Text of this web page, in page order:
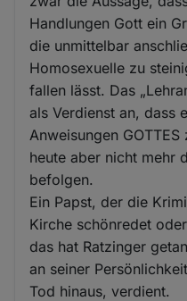
Handlungen Gott ein
die unmittelbar
Homosexuelle zu
fallen lässt. Das
als Verdienst an, dass
Anweisungen
heute aber nicht mehr
befolgen.
Ein Papst, der die
Kirche schönredet
das hat Ratzinger
an seiner
Tod hinaus, verdient.